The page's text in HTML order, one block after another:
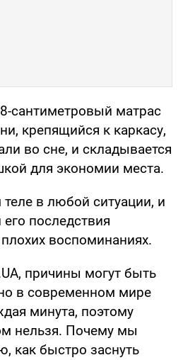
сантиметровый матрас
крепящийся к каркасу,
во сне, и складывается
для экономии места.
теле в любой ситуации, и
последствия
воспоминаниях.
причины могут быть
в современном мире
минута, поэтому
нельзя. Почему мы
как быстро заснуть